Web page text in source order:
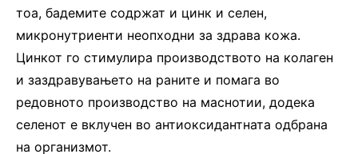
тоа, бадемите содржат и цинк и селен,
микронутриенти неопходни за здрава кожа.
Цинкот го стимулира производството на колаген
и заздравувањето на раните и помага во
редовното производство на маснотии, додека
селенот е вклучен во антиоксидантната одбрана
на организмот.